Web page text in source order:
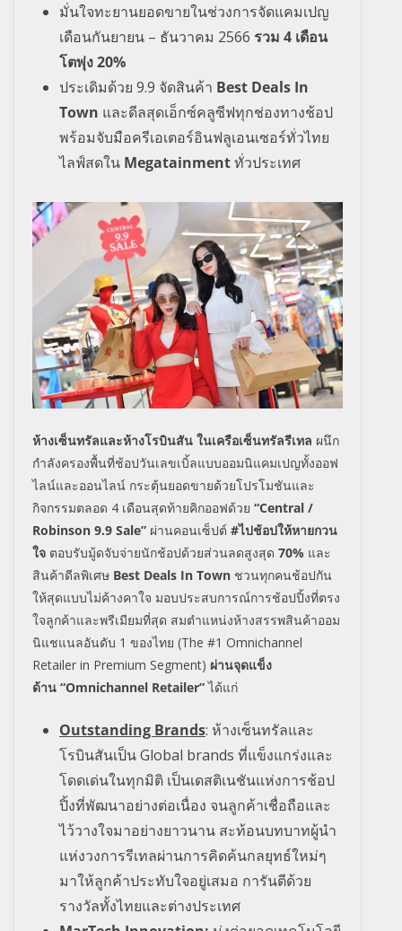
มั่นใจทะยานยอดขายในช่วงการจัดแคมเปญ
เดือนกันยายน – ธันวาคม 2566 รวม 4 เดือน
โตพุ่ง20%
ประเดิมด้วย 9.9 จัดสินค้า Best Deals In
Town และดีลสุดเอ็กซ์คลูซีฟทุกช่องทางช้อป
พร้อมจับมือครีเอเตอร์อินฟลูเอนเซอร์ทั่วไทย
ไลฟ์สดใน Megatainmentทั่วประเทศ
ห้างเซ็นทรัลและห้างโรบินสัน ในเครือเซ็นทรัลรีเทล ผนึก
กำลังครองพื้นที่ช้อปวันเลขเบิ้ลแบบออมนิแคมเปญทั้งออฟ
ไลน์และออนไลน์ กระตุ้นยอดขายด้วยโปรโมชันและ
กิจกรรมตลอด 4 เดือนสุดท้ายคิกออฟด้วย “Central /
Robinson 9.9 Sale” ผ่านคอนเซ็ปต์ #ไปช้อปให้หายกวน
ใจ ตอบรับมู้ดจับจ่ายนักช้อปด้วยส่วนลดสูงสุด 70% และ
สินค้าดีลพิเศษ Best Deals In Town ชวนทุกคนช้อปกัน
ให้สุดแบบไม่ค้างคาใจ มอบประสบการณ์การช้อปปิ้งที่ตรง
ใจลูกค้าและพรีเมียมที่สุด สมตำแหน่งห้างสรรพสินค้าออม
นิแชแนลอันดับ 1 ของไทย (The #1 Omnichannel
Retailer in Premium Segment) ผ่านจุดแข็ง
ด้าน “Omnichannel Retailer”ได้แก่
Outstanding Brands: ห้างเซ็นทรัลและ
โรบินสันเป็นGlobal brands ที่แข็งแกร่งและ
โดดเด่นในทุกมิติ เป็นเดสติเนชันแห่งการช้อป
ปิ้งที่พัฒนาอย่างต่อเนื่อง จนลูกค้าเชื่อถือและ
ไว้วางใจมาอย่างยาวนาน สะท้อนบทบาทผู้นำ
แห่งวงการรีเทลผ่านการคิดค้นกลยุทธ์ใหม่ๆ
มาให้ลูกค้าประทับใจอยู่เสมอ การันตีด้วย
รางวัลทั้งไทยและต่างประเทศ